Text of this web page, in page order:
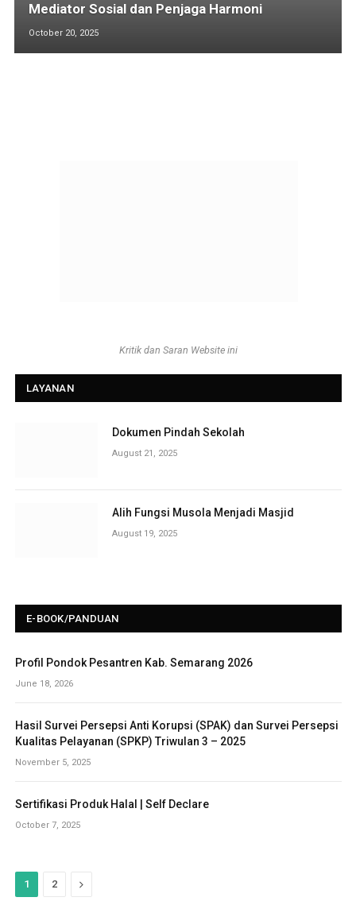
Mediator Sosial dan Penjaga Harmoni
October 20, 2025
Kritik dan Saran Website ini
LAYANAN
Dokumen Pindah Sekolah
August 21, 2025
Alih Fungsi Musola Menjadi Masjid
August 19, 2025
E-BOOK/PANDUAN
Profil Pondok Pesantren Kab. Semarang 2026
June 18, 2026
Hasil Survei Persepsi Anti Korupsi (SPAK) dan Survei Persepsi
Kualitas Pelayanan (SPKP) Triwulan 3 – 2025
November 5, 2025
Sertifikasi Produk Halal | Self Declare
October 7, 2025
1 2
N